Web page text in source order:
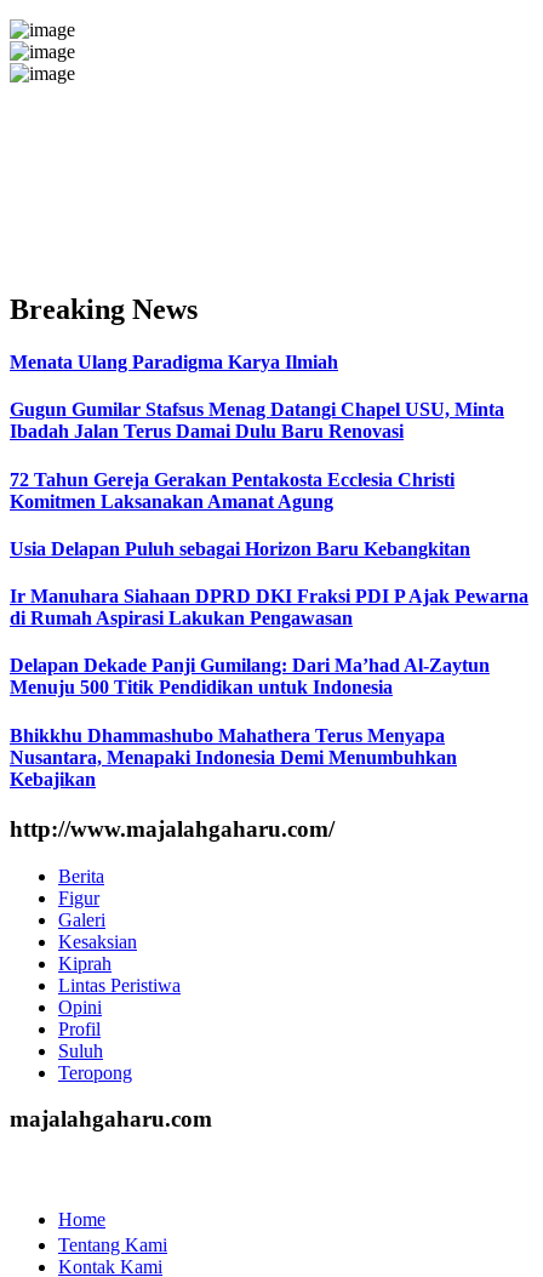
Breaking News
Menata Ulang Paradigma Karya Ilmiah
Gugun Gumilar Stafsus Menag Datangi Chapel USU, Minta
Ibadah Jalan Terus Damai Dulu Baru Renovasi
72 Tahun Gereja Gerakan Pentakosta Ecclesia Christi
Komitmen Laksanakan Amanat Agung
Usia Delapan Puluh sebagai Horizon Baru Kebangkitan
Ir Manuhara Siahaan DPRD DKI Fraksi PDI P Ajak Pewarna
di Rumah Aspirasi Lakukan Pengawasan
Delapan Dekade Panji Gumilang: Dari Ma’had Al-Zaytun
Menuju 500 Titik Pendidikan untuk Indonesia
Bhikkhu Dhammashubo Mahathera Terus Menyapa
Nusantara, Menapaki Indonesia Demi Menumbuhkan
Kebajikan
http://www.majalahgaharu.com/
Berita
Figur
Galeri
Kesaksian
Kiprah
Lintas Peristiwa
Opini
Profil
Suluh
Teropong
majalahgaharu.com
Home
Tentang Kami
Kontak Kami